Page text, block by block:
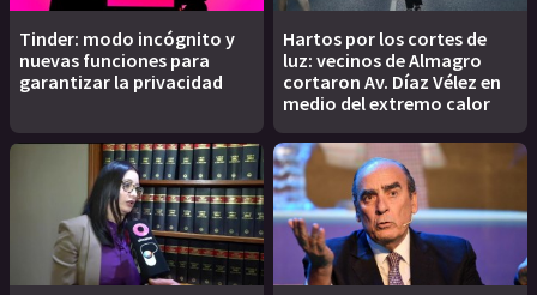
Tinder: modo incógnito y
nuevas funciones para
garantizar la privacidad
Hartos por los cortes de
luz: vecinos de Almagro
cortaron Av. Díaz Vélez en
medio del extremo calor